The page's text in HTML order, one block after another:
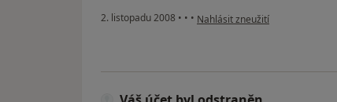
2. listopadu 2008 • • • podle názoru uživatele Pacient
Nahlásit zneužití